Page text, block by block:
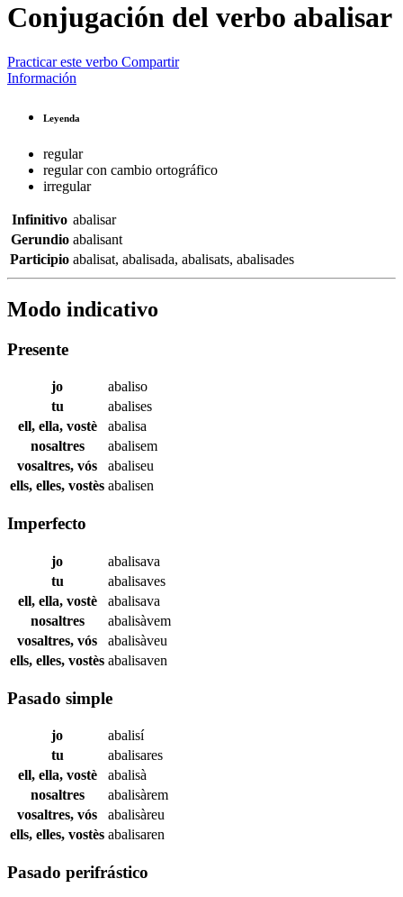
Conjugación del verbo abalisar
Practicar este verbo Compartir
Información
Leyenda
regular
regular con cambio ortográfico
irregular
Infinitivo abalisar
Gerundio abalisant
Participio abalisat, abalisada, abalisats, abalisades
Modo indicativo
Presente
jo
abaliso
tu
abalises
ell, ella, vostè
abalisa
nosaltres
abalisem
vosaltres, vós
abaliseu
ells, elles, vostès abalisen
Imperfecto
jo
abalisava
tu
abalisaves
ell, ella, vostè
abalisava
nosaltres
abalisàvem
vosaltres, vós
abalisàveu
ells, elles, vostès abalisaven
Pasado simple
jo
abalisí
tu
abalisares
ell, ella, vostè
abalisà
nosaltres
abalisàrem
vosaltres, vós
abalisàreu
ells, elles, vostès abalisaren
Pasado perifrástico